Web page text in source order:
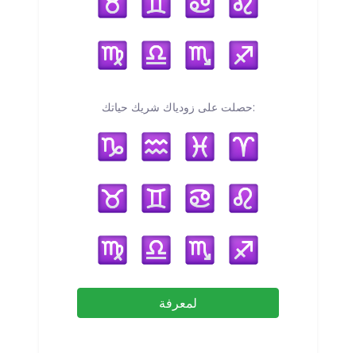
حصلت على زودياك شريك حياتك:
لمعرفة